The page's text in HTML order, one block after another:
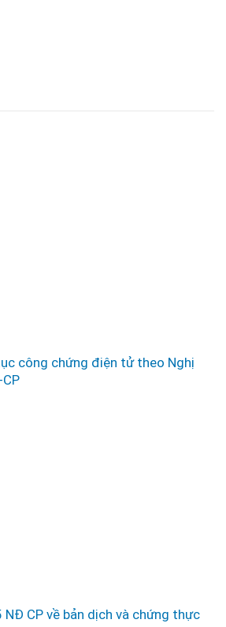
công chứng điện tử theo Nghị
CP về bản dịch và chứng thực